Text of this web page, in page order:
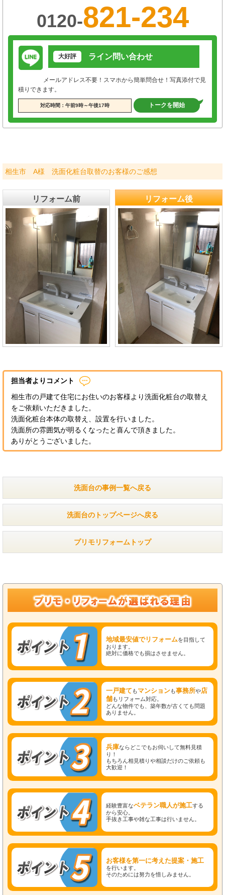
0120-821-234
大好評 ライン問い合わせ
メールアドレス不要！スマホから簡単問合せ！写真添付で見
積りできます。
対応時間：午前9時～午後17時 トークを開始
相生市 A様 洗面化粧台取替のお客様のご感想
リフォーム前 リフォーム後
担当者よりコメント
相生市の戸建て住宅にお住いのお客様より洗面化粧台の取替え
をご依頼いただきました。
洗面化粧台本体の取替え、設置を行いました。
洗面所の雰囲気が明るくなったと喜んで頂きました。
ありがとうございました。
洗面台の事例一覧へ戻る
洗面台のトップページへ戻る
プリモリフォームトップ
地域最安値でリフォームを目指して
おります。
絶対に価格でも損はさせません。
一戸建て もマンションも事務所や店
舗もリフォーム対応。
どんな物件でも、築年数が古くても問題
ありません。
兵庫ならどこでもお伺いして無料見積
り！
もちろん相見積りや相談だけのご依頼も
大歓迎！
経験豊富なベテラン職人が施工する
から安心。
手抜き工事や雑な工事は行いません。
お客様を第一に考えた提案・施工
を行います。
そのためには努力を惜しみません。